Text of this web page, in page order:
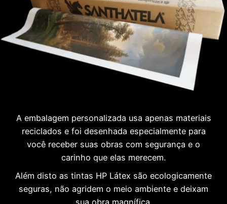
A embalagem personalizada usa apenas materiais
reciclados e foi desenhada especialmente para
você receber suas obras com segurança e o
carinho que elas merecem.
Além disto as tintas HP Látex são ecologicamente
seguras, não agridem o meio ambiente e deixam
sua obra magnífica.